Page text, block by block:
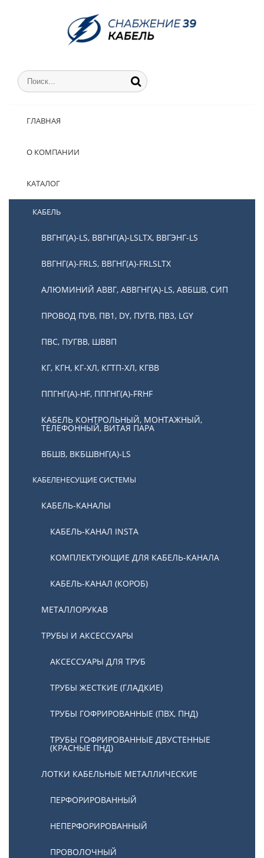
ГЛАВНАЯ
О КОМПАНИИ
КАТАЛОГ
КАБЕЛЬ
ВВГНГ(А)-LS, ВВГНГ(А)-LSLTX, ВВГЭНГ-LS
ВВГНГ(А)-FRLS, ВВГНГ(А)-FRLSLTX
АЛЮМИНИЙ АВВГ, АВВГНГ(А)-LS, АВБШВ, СИП
ПРОВОД ПУВ, ПВ1, DY, ПУГВ, ПВ3, LGY
ПВС, ПУГВВ, ШВВП
КГ, КГН, КГ-ХЛ, КГТП-ХЛ, КГВВ
ППГНГ(А)-HF, ППГНГ(А)-FRHF
КАБЕЛЬ КОНТРОЛЬНЫЙ, МОНТАЖНЫЙ,
ТЕЛЕФОННЫЙ, ВИТАЯ ПАРА
ВБШВ, ВКБШВНГ(А)-LS
КАБЕЛЕНЕСУЩИЕ СИСТЕМЫ
КАБЕЛЬ-КАНАЛЫ
КАБЕЛЬ-КАНАЛ INSTA
КОМПЛЕКТУЮЩИЕ ДЛЯ КАБЕЛЬ-КАНАЛА
КАБЕЛЬ-КАНАЛ (КОРОБ)
МЕТАЛЛОРУКАВ
ТРУБЫ И АКСЕССУАРЫ
АКСЕССУАРЫ ДЛЯ ТРУБ
ТРУБЫ ЖЕСТКИЕ (ГЛАДКИЕ)
ТРУБЫ ГОФРИРОВАННЫЕ (ПВХ, ПНД)
ТРУБЫ ГОФРИРОВАННЫЕ ДВУСТЕННЫЕ
(КРАСНЫЕ ПНД)
ЛОТКИ КАБЕЛЬНЫЕ МЕТАЛЛИЧЕСКИЕ
ПЕРФОРИРОВАННЫЙ
НЕПЕРФОРИРОВАННЫЙ
ПРОВОЛОЧНЫЙ